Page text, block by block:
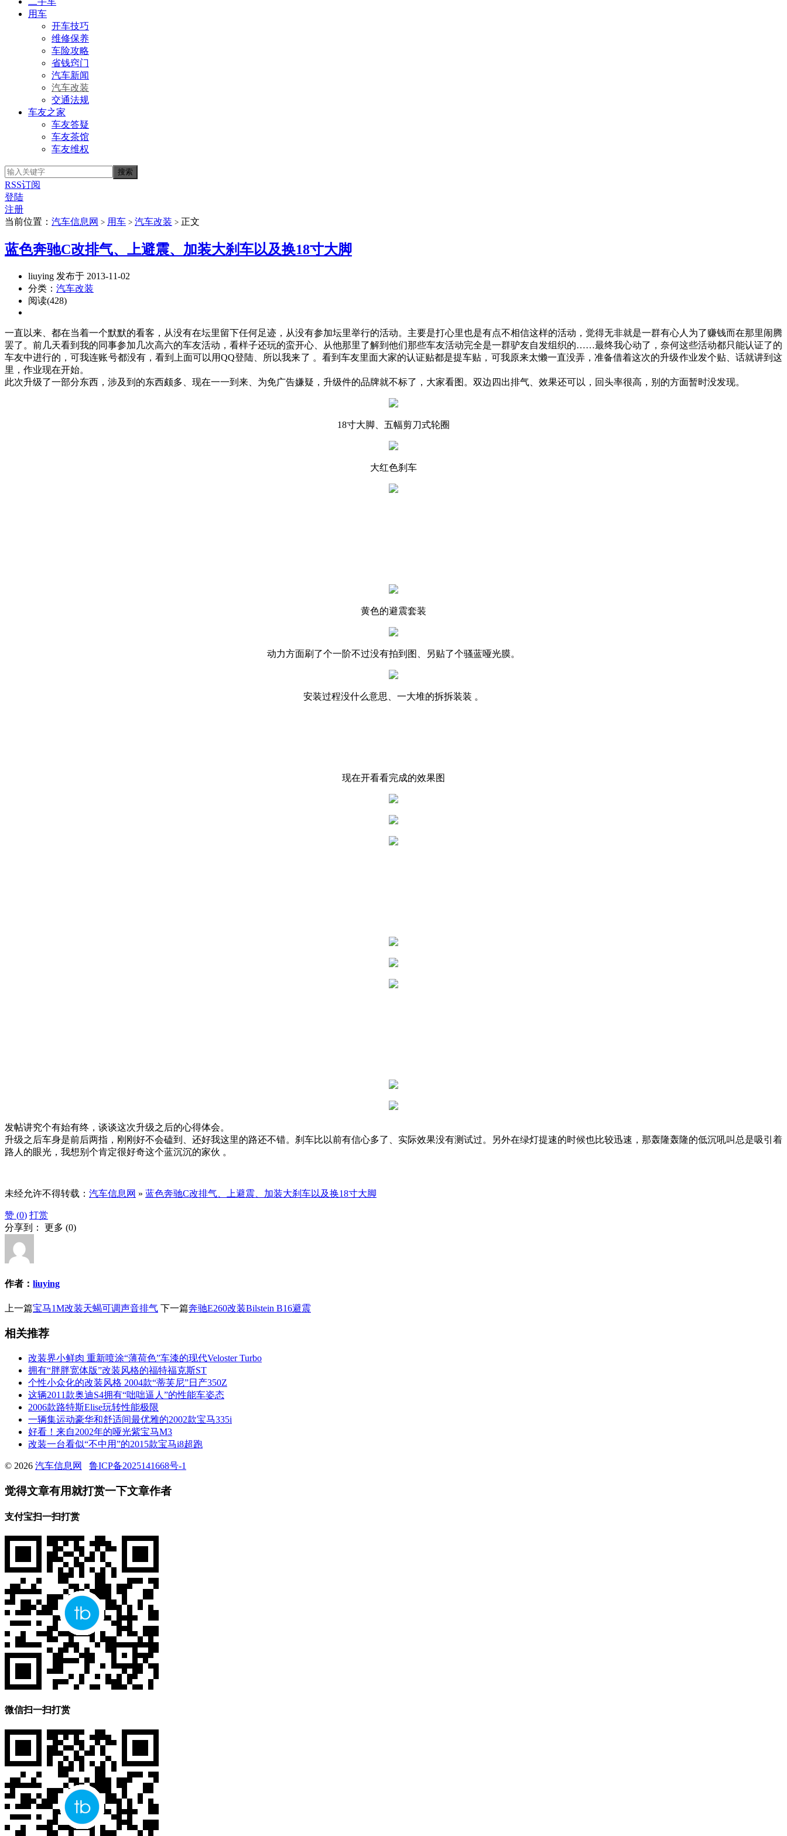
用车
开车技巧
维修保养
车险攻略
省钱窍门
汽车新闻
汽车改装
交通法规
车友之家
车友答疑
车友茶馆
车友维权
RSS订阅
登陆
注册
当前位置： 汽车信息网 > 用车 > 汽车改装 > 正文
蓝色奔驰C改排气、上避震、加装大刹车以及换18寸大脚
liuying 发布于 2013-11-02
分类： 汽车改装
阅读(428)
一直以来、都在当着一个默默的看客，从没有在坛里留下任何足迹，从没有参加坛里举行的活动。主要是打心里也是有点不相信这样的活动，觉得无非就是一群有心人为了赚钱而在那里闹腾
罢了。前几天看到我的同事参加几次高六的车友活动，看样子还玩的蛮开心、从他那里了解到他们那些车友活动完全是一群驴友自发组织的……最终我心动了，奈何这些活动都只能认证了的
车友中进行的，可我连账号都没有，看到上面可以用QQ登陆、所以我来了 。看到车友里面大家的认证贴都是提车贴，可我原来太懒一直没弄，准备借着这次的升级作业发个贴、话就讲到这
里，作业现在开始。
此次升级了一部分东西，涉及到的东西颇多、现在一一到来、为免广告嫌疑，升级件的品牌就不标了，大家看图。双边四出排气、效果还可以，回头率很高，别的方面暂时没发现。
18寸大脚、五幅剪刀式轮圈
大红色刹车
黄色的避震套装
动力方面刷了个一阶不过没有拍到图、另贴了个骚蓝哑光膜。
安装过程没什么意思、一大堆的拆拆装装 。
现在开看看完成的效果图
发帖讲究个有始有终，谈谈这次升级之后的心得体会。
升级之后车身是前后两指，刚刚好不会磕到、还好我这里的路还不错。刹车比以前有信心多了、实际效果没有测试过。另外在绿灯提速的时候也比较迅速，那轰隆轰隆的低沉吼叫总是吸引着
路人的眼光，我想别个肯定很好奇这个蓝沉沉的家伙 。
未经允许不得转载： 汽车信息网 » 蓝色奔驰C改排气、上避震、加装大刹车以及换18寸大脚
赞 (0) 打赏
分享到： 更多 (0)
作者： liuying
上一篇宝马1M改装天蝎可调声音排气 下一篇奔驰E260改装Bilstein B16避震
相关推荐
改装界小鲜肉 重新喷涂“薄荷色”车漆的现代Veloster Turbo
拥有“胖胖宽体版”改装风格的福特福克斯ST
个性小众化的改装风格 2004款“蒂芙尼”日产350Z
这辆2011款奥迪S4拥有“咄咄逼人”的性能车姿态
2006款路特斯Elise玩转性能极限
一辆集运动豪华和舒适间最优雅的2002款宝马335i
好看！来自2002年的哑光紫宝马M3
改装一台看似“不中用”的2015款宝马i8超跑
© 2026 汽车信息网 鲁ICP备2025141668号-1
觉得文章有用就打赏一下文章作者
支付宝扫一扫打赏
微信扫一扫打赏